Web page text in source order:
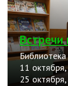
Встречи
11
25